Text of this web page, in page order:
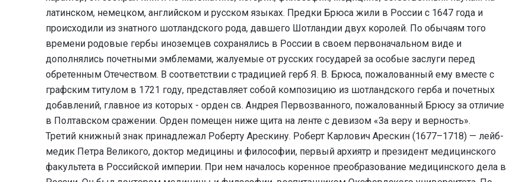
латинском, немецком, английском и русском языках. Предки Брюса жили в России с 1647 года и
происходили из знатного шотландского рода, давшего Шотландии двух королей. По обычаям того
времени родовые гербы иноземцев сохранялись в России в своем первоначальном виде и
дополнялись почетными эмблемами, жалуемые от русских государей за особые заслуги перед
обретенным Отечеством. В соответствии с традицией герб Я. В. Брюса, пожалованный ему вместе с
графским титулом в 1721 году, представляет собой композицию из шотландского герба и почетных
добавлений, главное из которых - орден св. Андрея Первозванного, пожалованный Брюсу за отличие
в Полтавском сражении. Орден помещен ниже щита на ленте с девизом «За веру и верность».
Третий книжный знак принадлежал Роберту Арескину. Роберт Карлович Арескин (1677–1718) — лейб-
медик Петра Великого, доктор медицины и философии, первый архиятр и президент медицинского
факультета в Российской империи. При нем началось коренное преобразование медицинского дела в